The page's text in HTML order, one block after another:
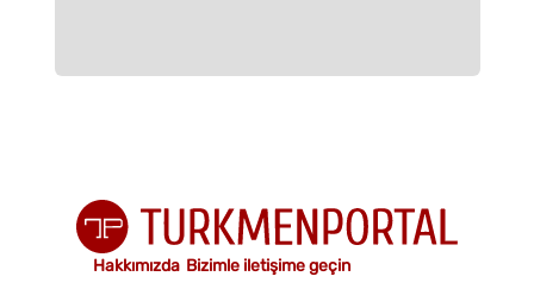
Hakkımızda Bizimle iletişime geçin